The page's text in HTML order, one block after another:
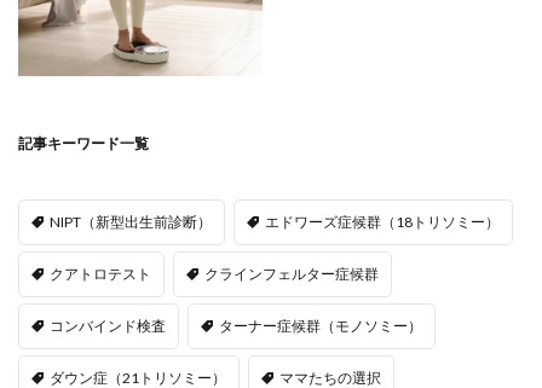
記事キーワード一覧
NIPT（新型出生前診断） エドワーズ症候群（18トリソミー）
クアトロテスト クラインフェルター症候群
コンバインド検査 ターナー症候群（モノソミー）
ダウン症（21トリソミー） ママたちの選択